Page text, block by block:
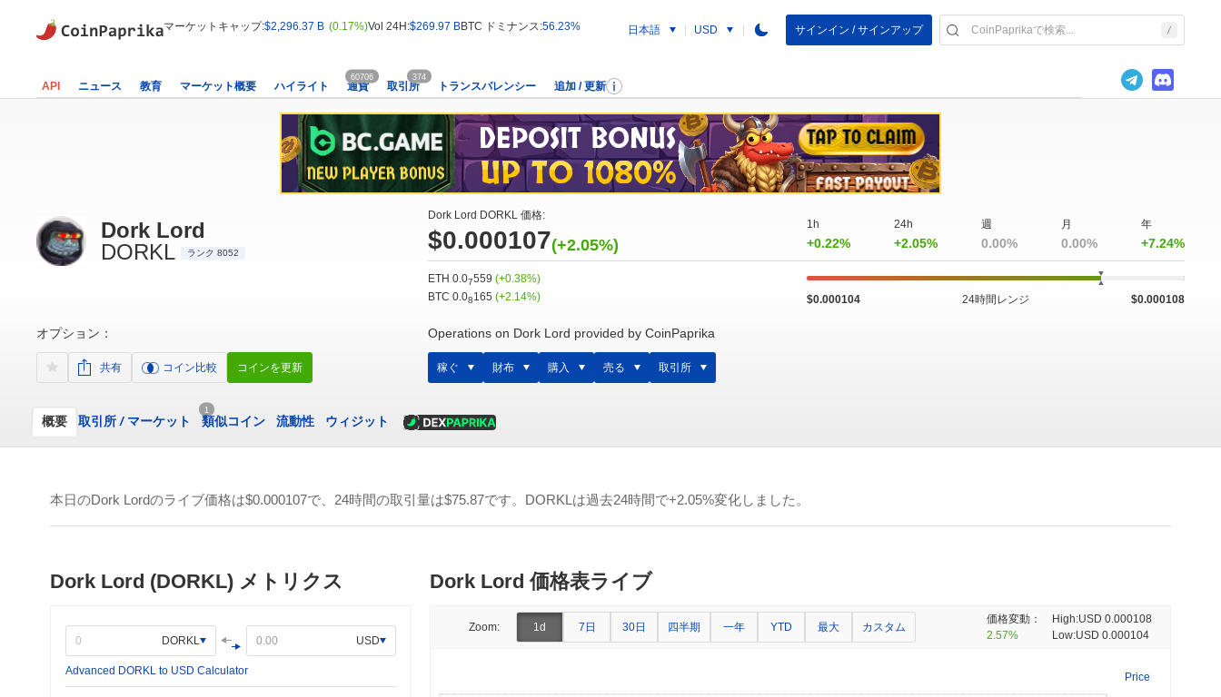
マーケットキャップ:$2,296.37 B (0.17%)Vol 24H:$269.97 BBTC ドミナンス:56.23% 日本語 USD サインイン / サインアップ
API ニュース 教育 マーケット概要 ハイライト 通貨
60706
取引所
374
トランスパレンシー 追加 / 更新
Dork Lord
DORKL
ランク 8052
オプション：
共有 コイン比較 コインを更新
Dork Lord DORKL 価格:
$0.000107(+2.05%)
1h
+0.22%
24h
+2.05%
週
0.00%
月
0.00%
年
+7.24%
ETH 0.07559(+0.38%)
BTC 0.08165(+2.14%) $0.000104 24時間レンジ $0.000108
Operations on Dork Lord provided by CoinPaprika
稼ぐ 財布 購入 売る 取引所
概要 取引所 /マーケット
1
類似コイン 流動性 ウィジット
本日のDork Lordのライブ価格は$0.000107で、24時間の取引量は$75.87です。DORKLは過去24時間で+2.05%変化しました。
Dork Lord (DORKL) メトリクス
DORKL USD
Advanced DORKL to USD Calculator
Dork Lord 価格表ライブ
Zoom: 1d 7日 30日 四半期 一年 YTD 最大 カスタム
価格変動：
2.57%
High:USD 0.000108
Low:USD 0.000104
Price